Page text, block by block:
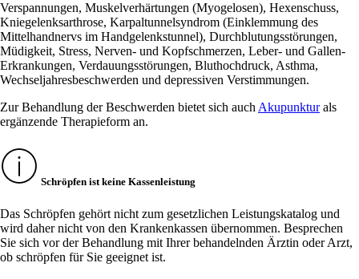
Verspannungen, Muskelverhärtungen (Myogelosen), Hexenschuss,
Kniegelenksarthrose, Karpaltunnelsyndrom (Einklemmung des
Mittelhandnervs im Handgelenkstunnel), Durchblutungsstörungen,
Müdigkeit, Stress, Nerven- und Kopfschmerzen, Leber- und Gallen-
Erkrankungen, Verdauungsstörungen, Bluthochdruck, Asthma,
Wechseljahresbeschwerden und depressiven Verstimmungen.
Zur Behandlung der Beschwerden bietet sich auch Akupunktur als
ergänzende Therapieform an.
Schröpfen ist keine Kassenleistung
Das Schröpfen gehört nicht zum gesetzlichen Leistungskatalog und
wird daher nicht von den Krankenkassen übernommen. Besprechen
Sie sich vor der Behandlung mit Ihrer behandelnden Ärztin oder Arzt,
ob schröpfen für Sie geeignet ist.